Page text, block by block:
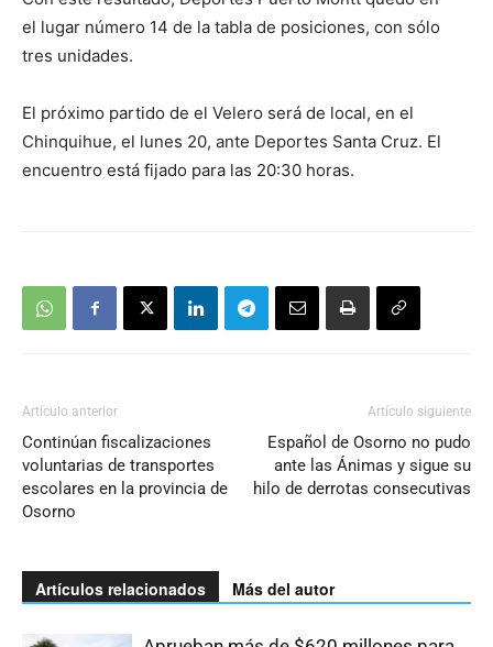
el lugar número 14 de la tabla de posiciones, con sólo
tres unidades.
El próximo partido de el Velero será de local, en el
Chinquihue, el lunes 20, ante Deportes Santa Cruz. El
encuentro está fijado para las 20:30 horas.
Artículo anterior
Continúan fiscalizaciones
voluntarias de transportes
escolares en la provincia de
Osorno
Artículo siguiente
Español de Osorno no pudo
ante las Ánimas y sigue su
hilo de derrotas consecutivas
Artículos relacionados Más del autor